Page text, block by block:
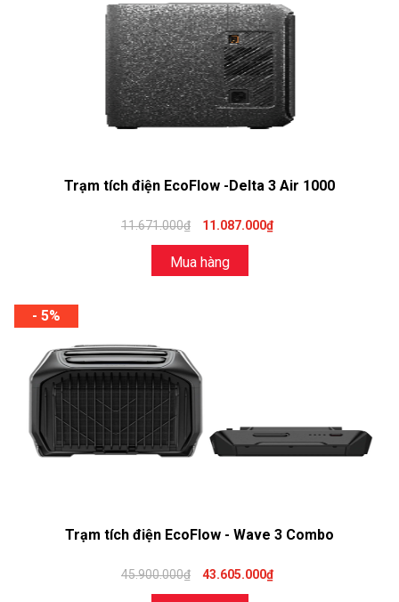
Trạm tích điện EcoFlow -Delta 3 Air 1000
11.671.000₫ 11.087.000₫
Mua hàng
- 5%
Trạm tích điện EcoFlow - Wave 3 Combo
45.900.000₫ 43.605.000₫